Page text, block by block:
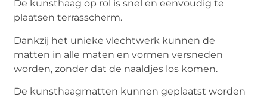
De kunsthaag op rol is snel en eenvoudig te
plaatsen terrasscherm.
Dankzij het unieke vlechtwerk kunnen de
matten in alle maten en vormen versneden
worden, zonder dat de naaldjes los komen.
De kunsthaagmatten kunnen geplaatst worden